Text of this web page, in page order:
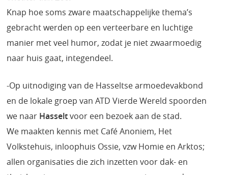
Knap hoe soms zware maatschappelijke thema’s
gebracht werden op een verteerbare en luchtige
manier met veel humor, zodat je niet zwaarmoedig
naar huis gaat, integendeel.
-Op uitnodiging van de Hasseltse armoedevakbond
en de lokale groep van ATD Vierde Wereld spoorden
we naar Hasseltvoor een bezoek aan de stad.
We maakten kennis met Café Anoniem, Het
Volkstehuis, inloophuis Ossie, vzw Homie en Arktos;
allen organisaties die zich inzetten voor dak- en